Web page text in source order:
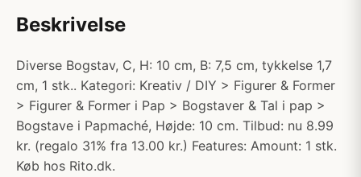
Beskrivelse
Diverse Bogstav, C, H: 10 cm, B: 7,5 cm, tykkelse 1,7
cm, 1 stk.. Kategori: Kreativ / DIY > Figurer & Former
> Figurer & Former i Pap > Bogstaver & Tal i pap >
Bogstave i Papmaché, Højde: 10 cm. Tilbud: nu 8.99
kr. (regalo 31% fra 13.00 kr.) Features: Amount: 1 stk.
Køb hos Rito.dk.